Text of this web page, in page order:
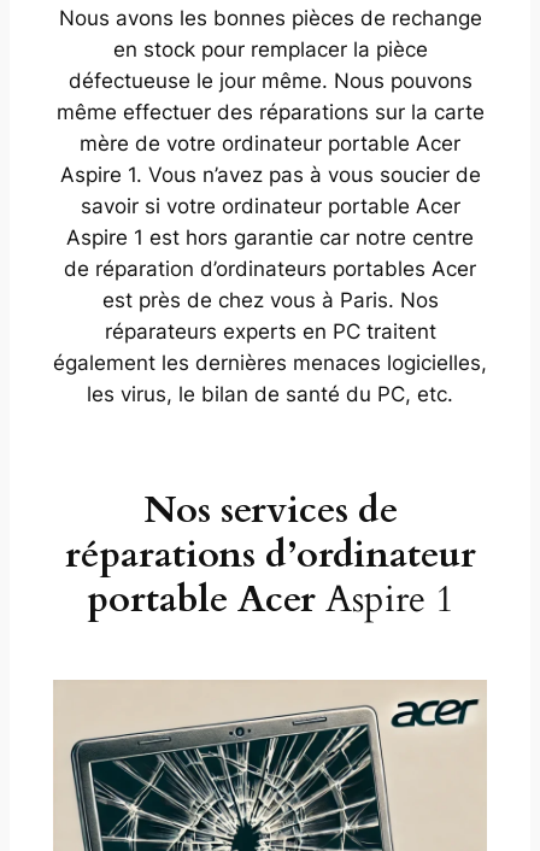
Nous avons les bonnes pièces de rechange
en stock pour remplacer la pièce
défectueuse le jour même. Nous pouvons
même effectuer des réparations sur la carte
mère de votre ordinateur portable Acer
Aspire 1. Vous n’avez pas à vous soucier de
savoir si votre ordinateur portable Acer
Aspire 1 est hors garantie car notre centre
de réparation d’ordinateurs portables Acer
est près de chez vous à Paris. Nos
réparateurs experts en PC traitent
également les dernières menaces logicielles,
les virus, le bilan de santé du PC, etc.
Nos services de
réparations d’ordinateur
portable AcerAspire 1